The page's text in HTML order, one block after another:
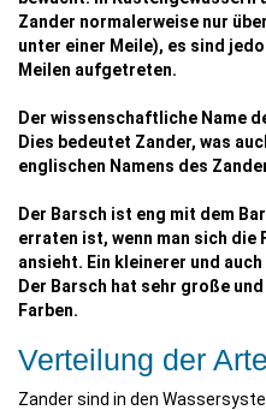
Zander normalerweise nur
unter einer Meile), es sind
Meilen aufgetreten.
Der wissenschaftliche Name
Dies bedeutet Zander, was
englischen Namens des
Der Barsch ist eng mit dem
erraten ist, wenn man sich die
ansieht. Ein kleinerer und
Der Barsch hat sehr große
Farben.
Verteilung der
Zander sind in den